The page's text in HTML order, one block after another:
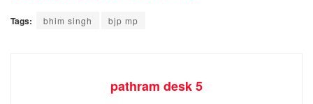
Tags: bhim singh bjp mp
pathram desk 5